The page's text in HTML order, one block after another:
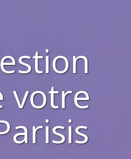
votre